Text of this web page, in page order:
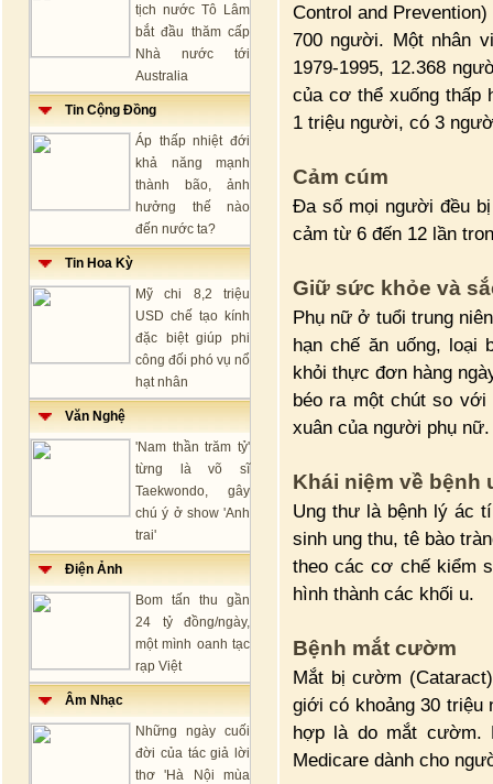
tịch nước Tô Lâm
bắt đầu thăm cấp
Nhà nước tới
Australia
Tin Cộng Đồng
Áp thấp nhiệt đới
khả năng mạnh
thành bão, ảnh
hưởng thế nào
đến nước ta?
Tin Hoa Kỳ
Mỹ chi 8,2 triệu
USD chế tạo kính
đặc biệt giúp phi
công đối phó vụ nổ
hạt nhân
Văn Nghệ
'Nam thần trăm tỷ'
từng là võ sĩ
Taekwondo, gây
chú ý ở show 'Anh
trai'
Điện Ảnh
Bom tấn thu gần
24 tỷ đồng/ngày,
một mình oanh tạc
rạp Việt
Âm Nhạc
Những ngày cuối
đời của tác giả lời
thơ 'Hà Nội mùa
Control and
700 người. Một nhân
1979-1995, 12.368
của cơ thể xuống thấp
1 triệu người, có 3
Cảm cúm
Ða số mọi người đều
cảm từ 6 đến 12 lần
Giữ sức khỏe và
Phụ nữ ở tuổi trung
hạn chế ăn uống, loại
khỏi thực đơn hàng
béo ra một chút so
xuân của người phụ nữ.
Khái niệm về bệnh
Ung thư là bệnh lý ác
sinh ung thu, tê bào
theo các cơ chế kiểm
hình thành các khối u.
Bệnh mắt cườm
Mắt bị cườm
giới có khoảng 30 triệu
hợp là do mắt cườm.
Medicare dành cho